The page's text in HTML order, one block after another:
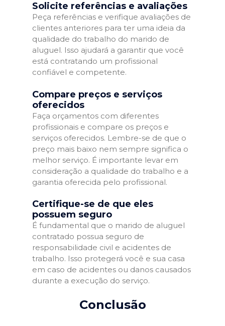
Solicite referências e avaliações
Peça referências e verifique avaliações de
clientes anteriores para ter uma ideia da
qualidade do trabalho do marido de
aluguel. Isso ajudará a garantir que você
está contratando um profissional
confiável e competente.
Compare preços e serviços
oferecidos
Faça orçamentos com diferentes
profissionais e compare os preços e
serviços oferecidos. Lembre-se de que o
preço mais baixo nem sempre significa o
melhor serviço. É importante levar em
consideração a qualidade do trabalho e a
garantia oferecida pelo profissional.
Certifique-se de que eles
possuem seguro
É fundamental que o marido de aluguel
contratado possua seguro de
responsabilidade civil e acidentes de
trabalho. Isso protegerá você e sua casa
em caso de acidentes ou danos causados
durante a execução do serviço.
Conclusão